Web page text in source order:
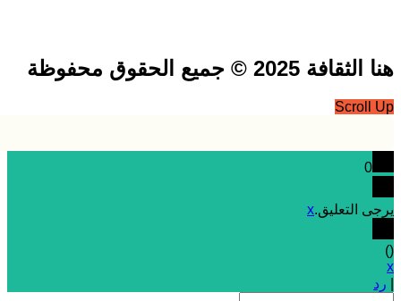
2025 © جميع الحقوق محفوظة
التعليق.x